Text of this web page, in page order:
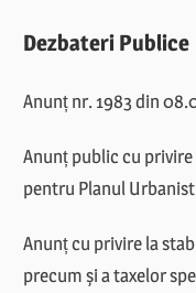
Dezbateri Publice
Anunț nr. 1983 din
Anunț public cu
pentru Planul
Anunț cu privire la
precum și a taxelor